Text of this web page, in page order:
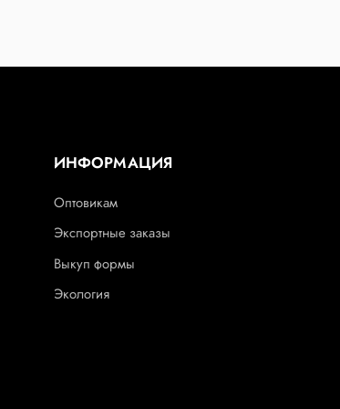
ИНФОРМАЦИЯ
Оптовикам
Экспортные заказы
Выкуп формы
Экология